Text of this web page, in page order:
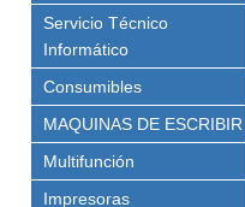
Servicio Técnico
Informático
Consumibles
MAQUINAS DE ESCRIBIR
Multifunción
Impresoras